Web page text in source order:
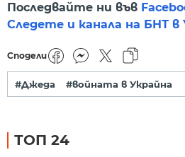
Последвайте ни във
Следете и канала на БНТ в
Сподели
#Джеда #войната в Украйна
ТОП 24